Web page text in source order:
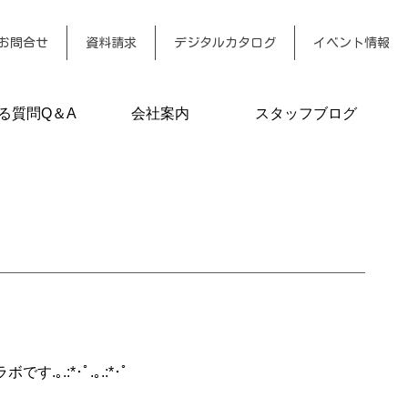
問合せ 資料請求 デジタルカタログ イベント情報
質問Q＆A 会社案内 スタッフブログ
です.｡.:*･ﾟ.｡.:*･ﾟ